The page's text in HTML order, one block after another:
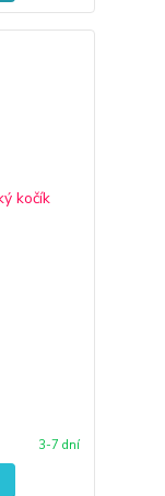
3-7 dní